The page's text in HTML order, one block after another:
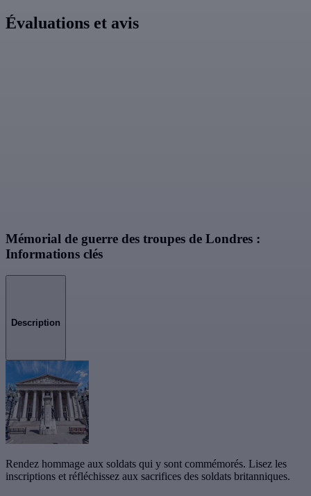
Évaluations et avis
Mémorial de guerre des troupes de Londres :
Informations clés
Description
Rendez hommage aux soldats qui y sont commémorés. Lisez les
inscriptions et réfléchissez aux sacrifices des soldats britanniques.